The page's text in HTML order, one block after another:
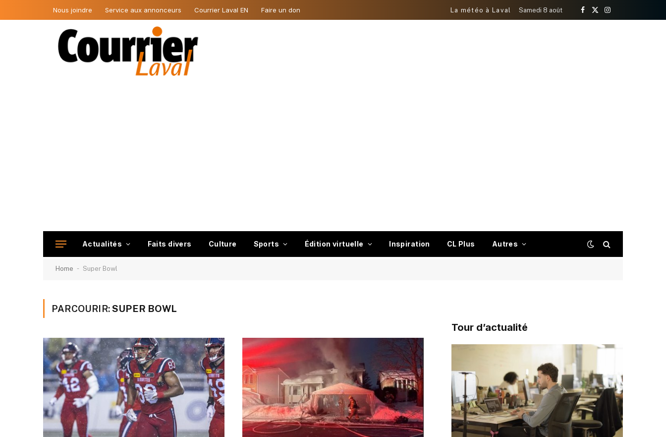
Nous joindre Service aux annonceurs Courrier Laval EN Faire un don La météo à Laval Samedi 8 août
Facebook
X
Instagram
Actualités Faits divers Culture Sports Édition virtuelle Inspiration CL Plus Autres
Home - Super Bowl
PARCOURIR:SUPER BOWL
Tour d’actualité